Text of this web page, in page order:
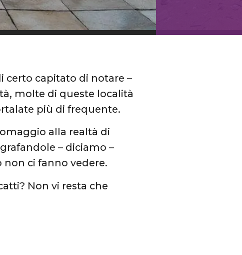
certo capitato di notare –
molte di queste località
più di frequente.
alla realtà di
– diciamo –
non ci fanno vedere.
Non vi resta che